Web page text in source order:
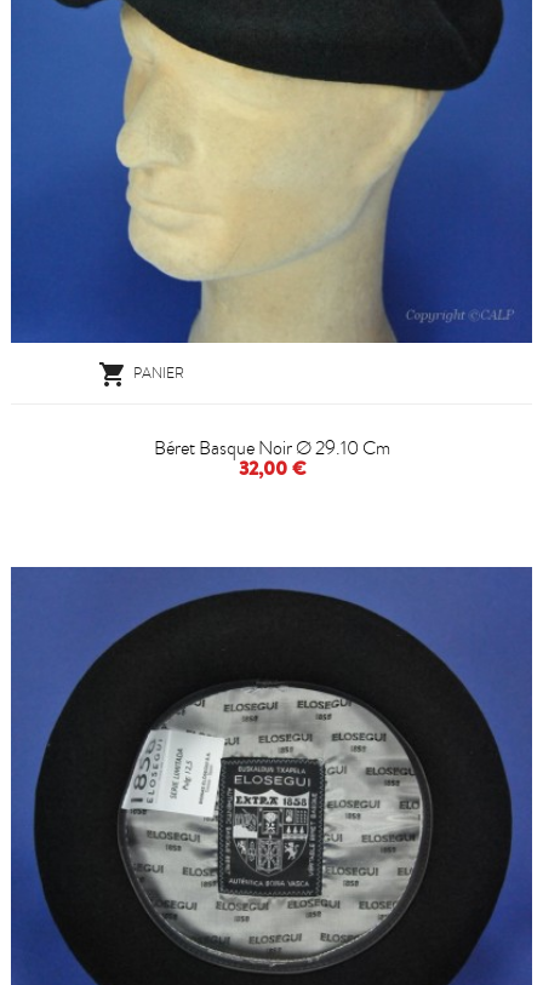
 PANIER
Béret Basque Noir Ø 29.10 Cm
32,00 €